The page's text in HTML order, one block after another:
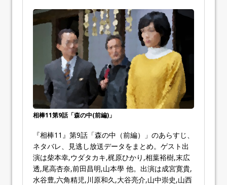
相棒11第9話「森の中(前編)」
『相棒11』第9話「森の中（前編）」のあらすじ、
ネタバレ、見逃し放送データをまとめ。ゲスト出
演は柴本幸,ウダタカキ,梶原ひかり,相葉裕樹,末広
透,尾高杏奈,前田昌明,山本學 他。出演は成宮寛貴,
水谷豊,六角精児,川原和久,大谷亮介,山中崇史,山西